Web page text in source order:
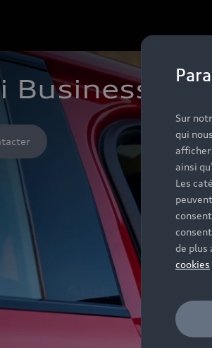
Sur
qui
ainsi
Les
de plus
cookies
Business